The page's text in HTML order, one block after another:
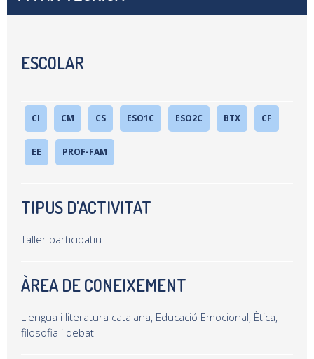
ESCOLAR
CI CM CS ESO1C ESO2C BTX CF
EE PROF-FAM
TIPUS D'ACTIVITAT
Taller participatiu
ÀREA DE CONEIXEMENT
Llengua i literatura catalana, Educació Emocional, Ètica,
filosofia i debat